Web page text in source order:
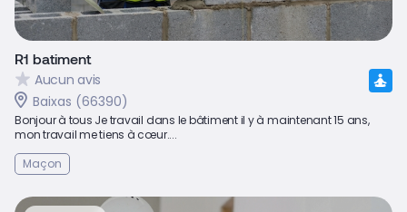
R1 batiment
Aucun avis
Baixas (66390)
Bonjour à tous Je travail dans le bâtiment il y à maintenant 15 ans,
mon travail me tiens à cœur....
Maçon